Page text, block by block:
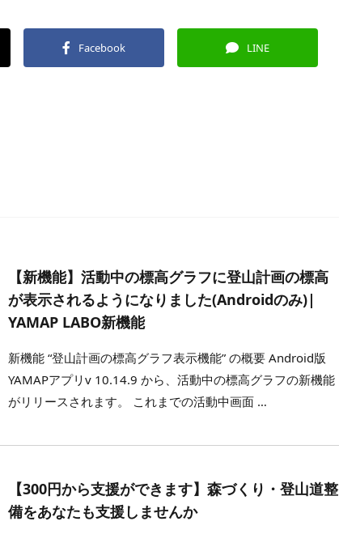
Facebook LINE
【新機能】活動中の標高グラフに登山計画の標高
が表示されるようになりました(Androidのみ)|
YAMAP LABO新機能
新機能 “登山計画の標高グラフ表示機能” の概要 Android版
YAMAPアプリv 10.14.9 から、活動中の標高グラフの新機能
がリリースされます。 これまでの活動中画面 …
【300円から支援ができます】森づくり・登山道整
備をあなたも支援しませんか